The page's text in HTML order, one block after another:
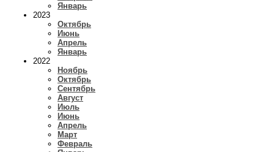
Январь
2023
Октябрь
Июнь
Апрель
Январь
2022
Ноябрь
Октябрь
Сентябрь
Август
Июль
Июнь
Апрель
Март
Февраль